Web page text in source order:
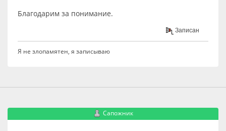
Благодарим за понимание.
Записан
Я не злопамятен, я записываю
Сапожник